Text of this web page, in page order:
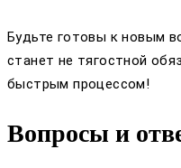
Будьте готовы к новым
станет не тягостной
быстрым процессом!
Вопросы и